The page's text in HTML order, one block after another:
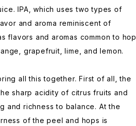
IPA, which uses two types of
and aroma reminiscent of
flavors and aromas common to hop
grapefruit, lime, and lemon.
all this together. First of all, the
sharp acidity of citrus fruits and
and richness to balance. At the
of the peel and hops is